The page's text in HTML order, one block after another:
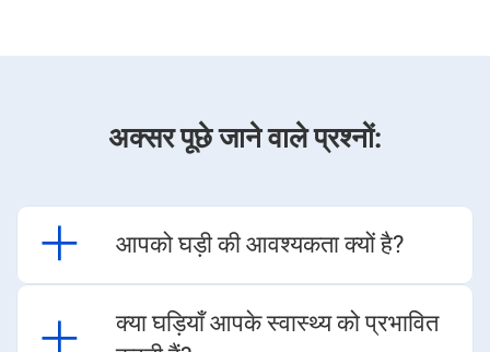
अक्सर पूछे जाने वाले प्रश्नों:
आपको घड़ी की आवश्यकता क्यों है?​​​​
क्या घड़ियाँ आपके स्वास्थ्य को प्रभावित